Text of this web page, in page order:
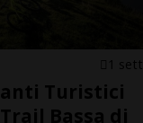
1 sett
Turistici
Bassa di